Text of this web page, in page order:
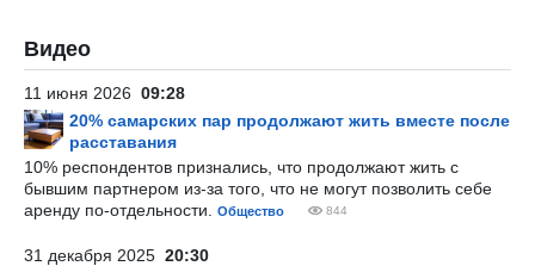
Видео
11 июня 2026 09:28
20% самарских пар продолжают жить вместе после
расставания
10% респондентов признались, что продолжают жить с
бывшим партнером из-за того, что не могут позволить себе
аренду по-отдельности.
Общество 844
31 декабря 2025 20:30